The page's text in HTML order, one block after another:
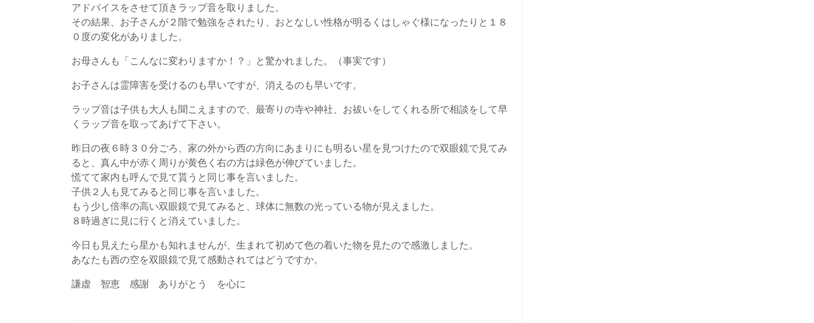
アドバイスをさせて頂きラップ音を取りました。
その結果、お子さんが２階で勉強をされたり、おとなしい性格が明るくはしゃぐ様になったりと１８
０度の変化がありました。
お母さんも「こんなに変わりますか！？」と驚かれました。（事実です）
お子さんは霊障害を受けるのも早いですが、消えるのも早いです。
ラップ音は子供も大人も聞こえますので、最寄りの寺や神社、お祓いをしてくれる所で相談をして早
くラップ音を取ってあげて下さい。
昨日の夜６時３０分ごろ、家の外から西の方向にあまりにも明るい星を見つけたので双眼鏡で見てみ
ると、真ん中が赤く周りが黄色く右の方は緑色が伸びていました。
慌てて家内も呼んで見て貰うと同じ事を言いました。
子供２人も見てみると同じ事を言いました。
もう少し倍率の高い双眼鏡で見てみると、球体に無数の光っている物が見えました。
８時過ぎに見に行くと消えていました。
今日も見えたら星かも知れませんが、生まれて初めて色の着いた物を見たので感激しました。
あなたも西の空を双眼鏡で見て感動されてはどうですか。
謙虚 智恵 感謝 ありがとう を心に